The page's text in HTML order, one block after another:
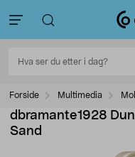
Forside Multimedia
dbramante1928
Sand